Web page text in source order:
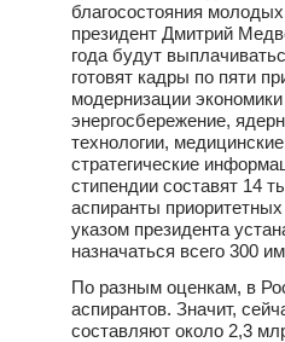
благосостояния
президент Дмитрий
года будут
готовят кадры по пяти
модернизации
энергосбережение,
технологии,
стратегические
стипендии составят 14
аспиранты
указом президента
назначаться всего 300
По разным оценкам, в
аспирантов. Значит,
составляют около 2,3